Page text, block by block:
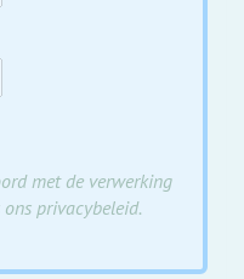
met de verwerking
privacybeleid.